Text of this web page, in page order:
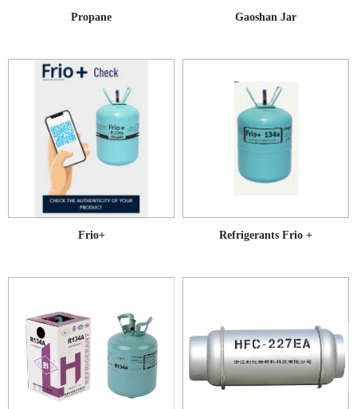
Propane Gaoshan Jar
Frio+ Refrigerants Frio +